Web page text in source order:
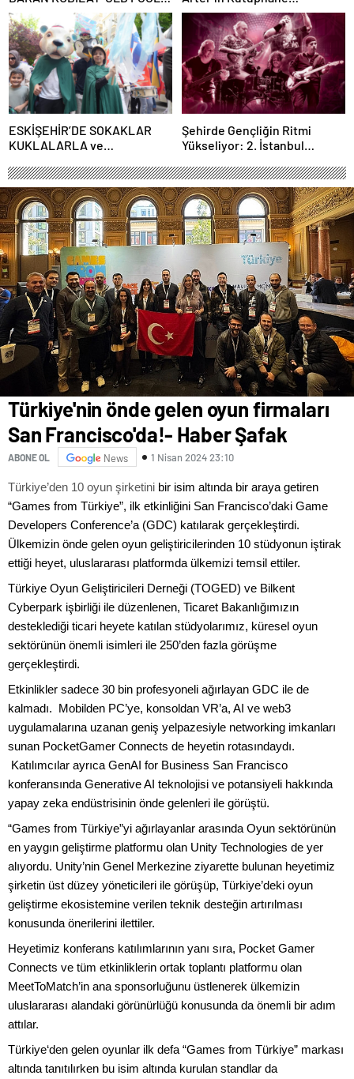
İLE TÜRSAK VAKFI İÇİN
SAHNEDE!
Söyleşileri’ne Konuk Oluyor!
ESKİŞEHİR’DE SOKAKLAR
KUKLALARLA ve
RENKLENİYOR!
Şehirde Gençliğin Ritmi
Yükseliyor: 2. İstanbul
Mayıs’ta Kentin Dört Bir
Yanında!
Türkiye'nin önde gelen oyun firmaları
San Francisco'da!- Haber Şafak
ABONE OL News 1 Nisan 2024 23:10
Türkiye’den 10 oyun şirketini bir isim altında bir araya getiren
“Games from Türkiye”, ilk etkinliğini San Francisco’daki Game
Developers Conference’a (GDC) katılarak gerçekleştirdi.
Ülkemizin önde gelen oyun geliştiricilerinden 10 stüdyonun iştirak
ettiği heyet, uluslararası platformda ülkemizi temsil ettiler.
Türkiye Oyun Geliştiricileri Derneği (TOGED) ve Bilkent
Cyberpark işbirliği ile düzenlenen, Ticaret Bakanlığımızın
desteklediği ticari heyete katılan stüdyolarımız, küresel oyun
sektörünün önemli isimleri ile 250’den fazla görüşme
gerçekleştirdi.
Etkinlikler sadece 30 bin profesyoneli ağırlayan GDC ile de
kalmadı. Mobilden PC’ye, konsoldan VR’a, AI ve web3
uygulamalarına uzanan geniş yelpazesiyle networking imkanları
sunan PocketGamer Connects de heyetin rotasındaydı.
Katılımcılar ayrıca GenAI for Business San Francisco
konferansında Generative AI teknolojisi ve potansiyeli hakkında
yapay zeka endüstrisinin önde gelenleri ile görüştü.
“Games from Türkiye”yi ağırlayanlar arasında Oyun sektörünün
en yaygın geliştirme platformu olan Unity Technologies de yer
alıyordu. Unity’nin Genel Merkezine ziyarette bulunan heyetimiz
şirketin üst düzey yöneticileri ile görüşüp, Türkiye’deki oyun
geliştirme ekosistemine verilen teknik desteğin artırılması
konusunda önerilerini ilettiler.
Heyetimiz konferans katılımlarının yanı sıra, Pocket Gamer
Connects ve tüm etkinliklerin ortak toplantı platformu olan
MeetToMatch’in ana sponsorluğunu üstlenerek ülkemizin
uluslararası alandaki görünürlüğü konusunda da önemli bir adım
attılar.
Türkiye‘den gelen oyunlar ilk defa “Games from Türkiye” markası
altında tanıtılırken bu isim altında kurulan standlar da